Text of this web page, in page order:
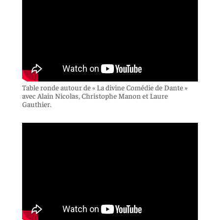
Table ronde autour de « La divine Comédie de Dante »
avec Alain Nicolas, Christophe Manon et Laure
Gauthier.